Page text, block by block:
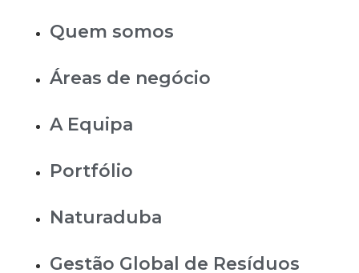
Quem somos
Áreas de negócio
A Equipa
Portfólio
Naturaduba
Gestão Global de Resíduos